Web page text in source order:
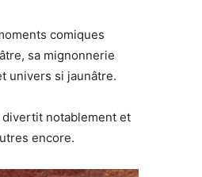
comiques
sa mignonnerie
univers si jaunâtre.
notablement et
encore.